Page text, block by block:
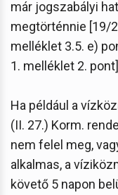
már jogszabályi
megtörténnie [19/
melléklet 3.5. e)
1. melléklet 2.
Ha például a
(II. 27.) Korm.
nem felel meg,
alkalmas, a
követő 5 napon